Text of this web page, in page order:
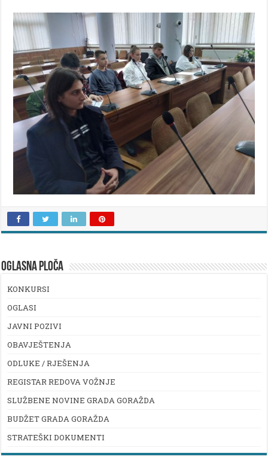
OGLASNA PLOČA
KONKURSI
OGLASI
JAVNI POZIVI
OBAVJEŠTENJA
ODLUKE / RJEŠENJA
REGISTAR REDOVA VOŽNJE
SLUŽBENE NOVINE GRADA GORAŽDA
BUDŽET GRADA GORAŽDA
STRATEŠKI DOKUMENTI